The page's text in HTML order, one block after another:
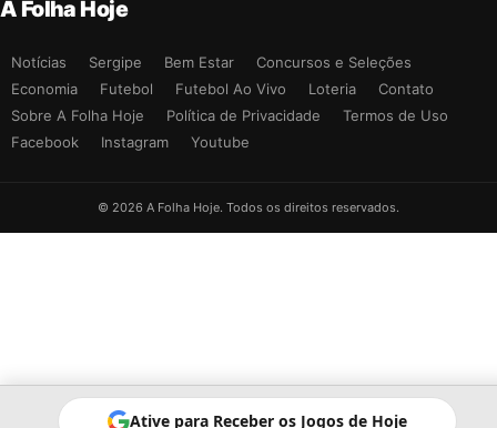
A Folha Hoje
Notícias Sergipe Bem Estar
Concursos e Seleções
Economia
Futebol Futebol Ao Vivo Loteria
Contato
Sobre A Folha Hoje
Política de Privacidade
Termos de Uso
Facebook
Instagram Youtube
© 2026 A Folha Hoje. Todos os direitos reservados.
Ative para Receber os Jogos de Hoje